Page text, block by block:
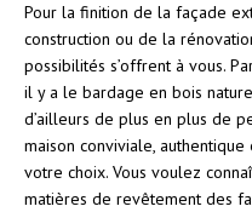
Pour la finition de la façade
construction ou de la
possibilités s’offrent à vous.
il y a le bardage en bois
d’ailleurs de plus en plus de
maison conviviale,
votre choix. Vous voulez
matières de revêtement des